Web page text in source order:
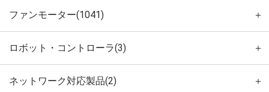
ファンモーター(1041) ＋
ロボット・コントローラ(3) ＋
ネットワーク対応製品(2) ＋